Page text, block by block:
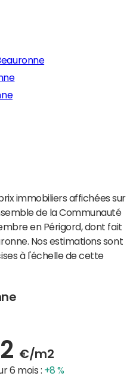
immobiliers affichées sur
de la Communauté
en Périgord, dont fait
Nos estimations sont
à l'échelle de cette
€/m2
6 mois : +8 %